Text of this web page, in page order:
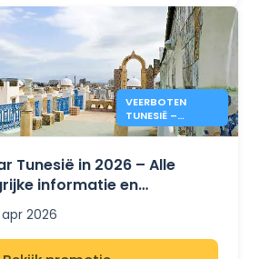
VEERBOTEN
TUNESIË –
PRIJZEN & INFO
Tunesië in 2026 – Alle
informatie en
voor de zomer
2026